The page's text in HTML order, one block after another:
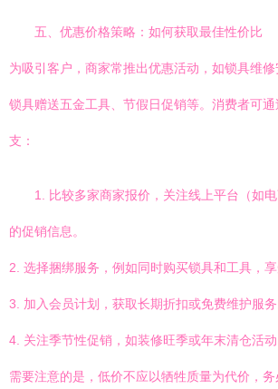
五、优惠价格策略：如何获取最佳性价比
为吸引客户，商家常推出优惠活动，如锁具维
锁具赠送五金工具、节假日促销等。消费者可
支：
1. 比较多家商家报价，关注线上平台（如电
的促销信息。
2. 选择捆绑服务，例如同时购买锁具和工具，享
3. 加入会员计划，获取长期折扣或免费维护服务
4. 关注季节性促销，如装修旺季或年末清仓活动
需要注意的是，低价不应以牺牲质量为代价，